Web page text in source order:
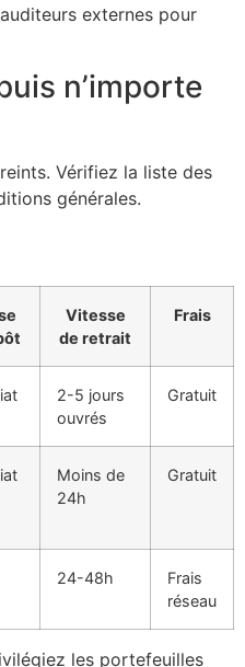
externes pour
n’importe
Vérifiez la liste des
générales.
Vitesse
de retrait
Frais
2-5 jours
ouvrés
Gratuit
Moins de
24h
Gratuit
24-48h
Frais
réseau
les portefeuilles